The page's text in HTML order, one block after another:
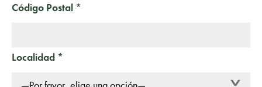
Código Postal *
Localidad *
>